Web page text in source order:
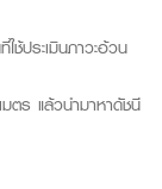
ประเมินภาวะอ้วน
มตร แล้วนำมาหาดัชนี